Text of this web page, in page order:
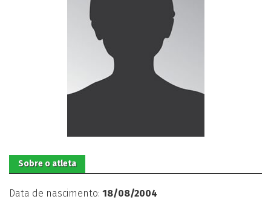
Sobre o atleta
Data de nascimento: 18/08/2004